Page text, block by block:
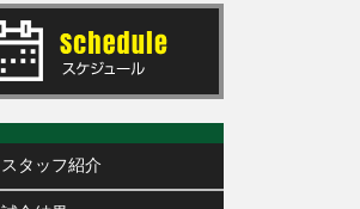
スタッフ紹介